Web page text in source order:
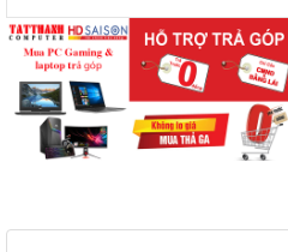
máy sản xuất của Thương hiệu
trải qua quá trình kiểm tra chất
đủ tiêu chuẩn xuất khẩu sang thị
được tạo ra để giải quyết những
tăng hiệu quả công việc, mở
tính của bạn. Một sản phẩm rất